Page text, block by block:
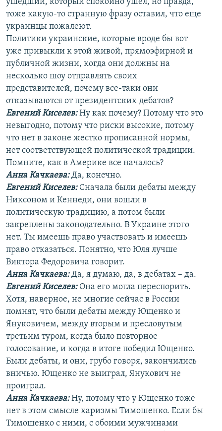
ушедший, который спокойно ушел, но правда,
тоже какую-то странную фразу оставил, что еще
украинцы пожалеют.
Политики украинские, которые вроде бы вот
уже привыкли к этой живой, прямоэфирной и
публичной жизни, когда они должны на
несколько шоу отправлять своих
представителей, почему все-таки они
отказываются от президентских дебатов?
Евгений Киселев:Ну как почему? Потому что это
невыгодно, потому что риски высокие, потому
что нет в законе жестко прописанной нормы,
нет соответствующей политической традиции.
Помните, как в Америке все началось?
Анна Качкаева:Да, конечно.
Евгений Киселев:Сначала были дебаты между
Никсоном и Кеннеди, они вошли в
политическую традицию, а потом были
закреплены законодательно. В Украине этого
нет. Ты имеешь право участвовать и имеешь
право отказаться. Понятно, что Юля лучше
Виктора Федоровича говорит.
Анна Качкаева:Да, я думаю, да, в дебатах – да.
Евгений Киселев:Она его могла переспорить.
Хотя, наверное, не многие сейчас в России
помнят, что были дебаты между Ющенко и
Януковичем, между вторым и пресловутым
третьим туром, когда было повторное
голосование, и когда в итоге победил Ющенко.
Были дебаты, и они, грубо говоря, закончились
вничью. Ющенко не выиграл, Янукович не
проиграл.
Анна Качкаева:Ну, потому что у Ющенко тоже
нет в этом смысле харизмы Тимошенко. Если бы
Тимошенко с ними, с обоими мужчинами